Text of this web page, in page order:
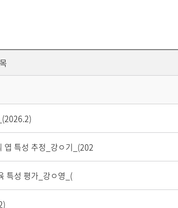
엽 특성 추정_강ㅇ기_(202
특성 평가_강ㅇ영_(